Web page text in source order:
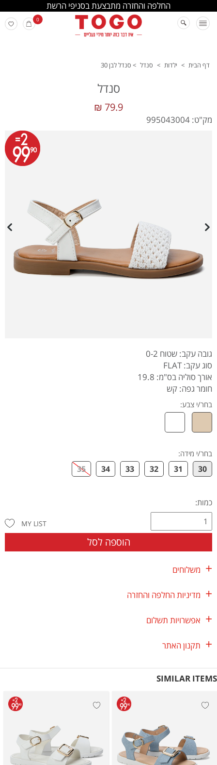
החלפה והחזרה מתבצעת בסניפי הרשת
0
דף הבית > ילדות > סנדל > סנדל לבן 30
סנדל
79.9 ₪
מק"ט: 995043004
גובה עקב: שטוח 0-2
סוג עקב: FLAT
אורך סוליה בס"מ: 19.8
חומר גפה: קש
בחר/י צבע:
בחר/י מידה:
30
31
32
33
34
35
כמות:
הוספה לסל
MY LIST
משלוחים
מדיניות החלפה והחזרה
אפשרויות תשלום
תקנון האתר
SIMILAR ITEMS